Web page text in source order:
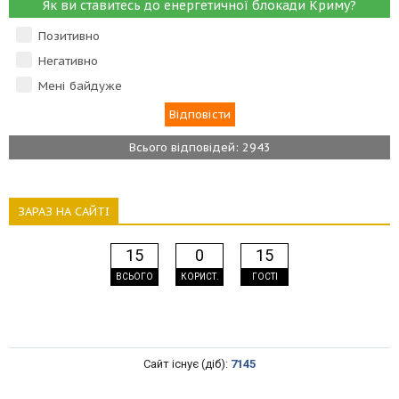
Як ви ставитесь до енергетичної блокади Криму?
Позитивно
Негативно
Мені байдуже
Всього відповідей: 2943
ЗАРАЗ НА САЙТІ
15
ВСЬОГО
0
КОРИСТ.
15
ГОСТІ
Сайт існує (діб): 7145